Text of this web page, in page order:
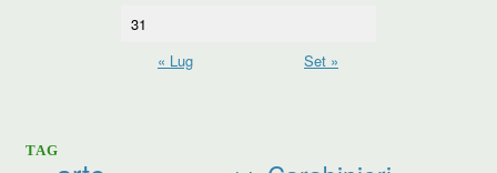
31
« Lug
Set »
TAG